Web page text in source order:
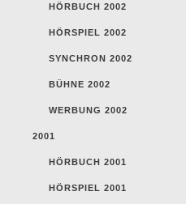
HÖRBUCH 2002
HÖRSPIEL 2002
SYNCHRON 2002
BÜHNE 2002
WERBUNG 2002
2001
HÖRBUCH 2001
HÖRSPIEL 2001